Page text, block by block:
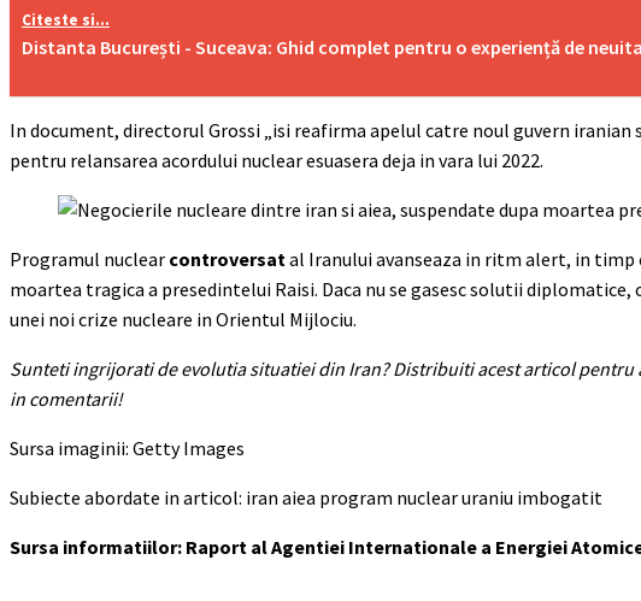
Citeste si...
Distanta București - Suceava: Ghid complet pentru o experiență de
In document, directorul Grossi „isi reafirma apelul catre noul guvern
pentru relansarea acordului nuclear esuasera deja in vara lui 2022.
Programul nuclear controversatal Iranului avanseaza in ritm alert, in
moartea tragica a presedintelui Raisi. Daca nu se gasesc solutii
unei noi crize nucleare in Orientul Mijlociu.
Sunteti ingrijorati de evolutia situatiei din Iran? Distribuiti acest articol
in comentarii!
Sursa imaginii: Getty Images
Subiecte abordate in articol: iran aiea program nuclear uraniu imbogatit
Sursa informatiilor: Raport al Agentiei Internationale a Energiei